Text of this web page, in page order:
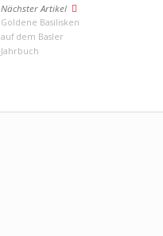
Nächster Artikel
Goldene Basilisken
auf dem Basler
Jahrbuch